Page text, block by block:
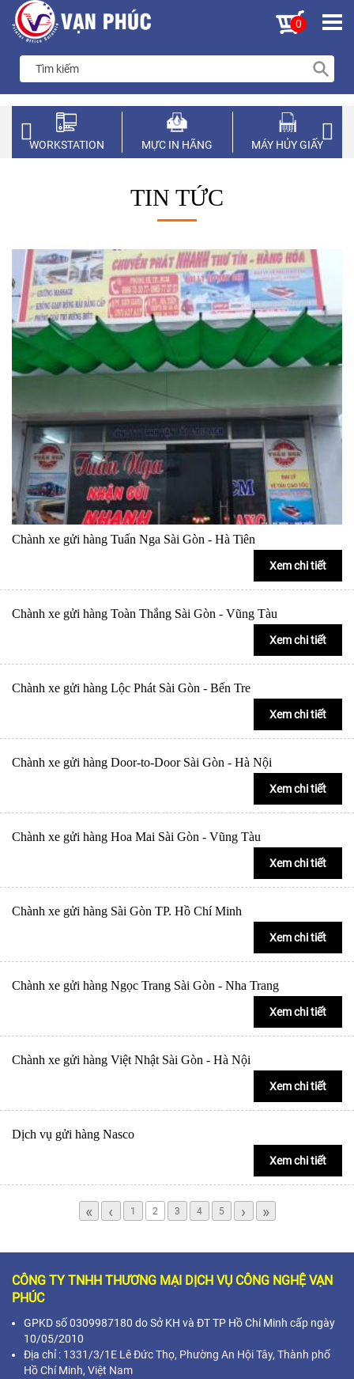
0
WORKSTATION MỰC IN HÃNG MÁY HỦY GIẤY
TIN TỨC
Chành xe gửi hàng Tuấn Nga Sài Gòn - Hà Tiên
Xem chi tiết
Chành xe gửi hàng Toàn Thắng Sài Gòn - Vũng Tàu
Xem chi tiết
Chành xe gửi hàng Lộc Phát Sài Gòn - Bến Tre
Xem chi tiết
Chành xe gửi hàng Door-to-Door Sài Gòn - Hà Nội
Xem chi tiết
Chành xe gửi hàng Hoa Mai Sài Gòn - Vũng Tàu
Xem chi tiết
Chành xe gửi hàng Sài Gòn TP. Hồ Chí Minh
Xem chi tiết
Chành xe gửi hàng Ngọc Trang Sài Gòn - Nha Trang
Xem chi tiết
Chành xe gửi hàng Việt Nhật Sài Gòn - Hà Nội
Xem chi tiết
Dịch vụ gửi hàng Nasco
Xem chi tiết
« ‹ 1 2 3 4 5 › »
CÔNG TY TNHH THƯƠNG MẠI DỊCH VỤ CÔNG NGHỆ VẠN
PHÚC
GPKD số 0309987180 do Sở KH và ĐT TP Hồ Chí Minh cấp ngày
10/05/2010
Địa chỉ : 1331/3/1E Lê Đức Thọ, Phường An Hội Tây, Thành phố
Hồ Chí Minh, Việt Nam